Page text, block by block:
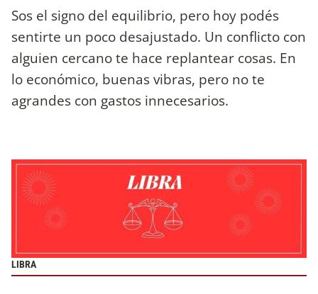
Sos el signo del equilibrio, pero hoy podés
sentirte un poco desajustado. Un conflicto con
alguien cercano te hace replantear cosas. En
lo económico, buenas vibras, pero no te
agrandes con gastos innecesarios.
LIBRA